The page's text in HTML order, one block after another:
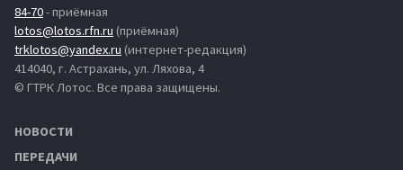
84-70- приёмная
lotos@lotos.rfn.ru (приёмная)
trklotos@yandex.ru (интернет-редакция)
414040, г. Астрахань, ул. Ляхова, 4
© ГТРК Лотос. Все права защищены.
НОВОСТИ
ПЕРЕДАЧИ